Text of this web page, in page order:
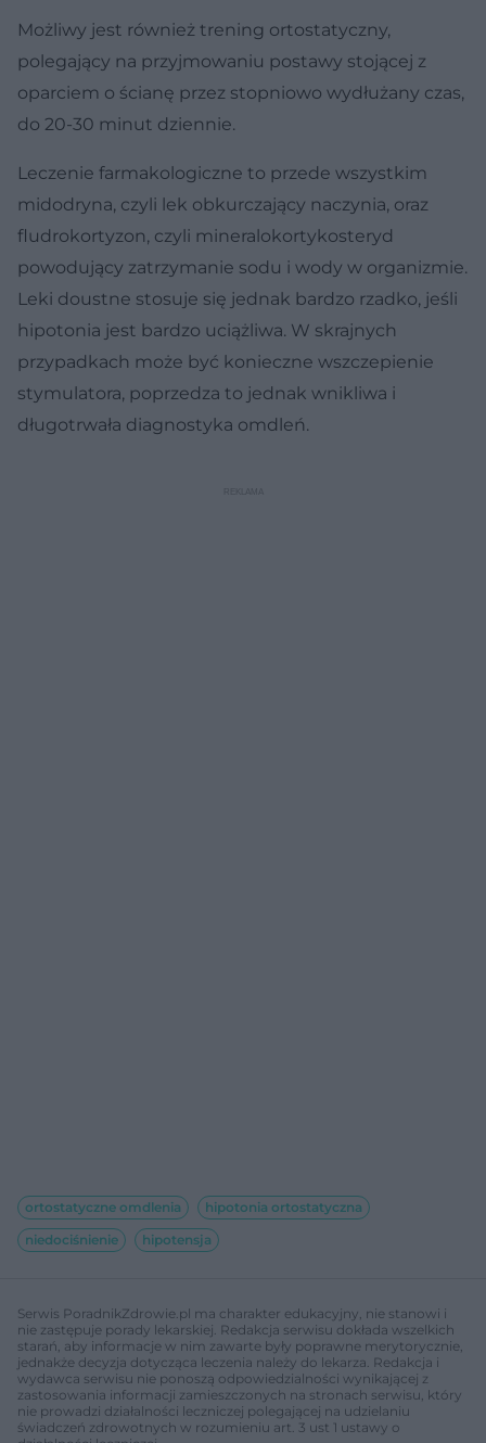
Możliwy jest również trening ortostatyczny,
polegający na przyjmowaniu postawy stojącej z
oparciem o ścianę przez stopniowo wydłużany czas,
do 20-30 minut dziennie.
Leczenie farmakologiczne to przede wszystkim
midodryna, czyli lek obkurczający naczynia, oraz
fludrokortyzon, czyli mineralokortykosteryd
powodujący zatrzymanie sodu i wody w organizmie.
Leki doustne stosuje się jednak bardzo rzadko, jeśli
hipotonia jest bardzo uciążliwa. W skrajnych
przypadkach może być konieczne wszczepienie
stymulatora, poprzedza to jednak wnikliwa i
długotrwała diagnostyka omdleń.
ortostatyczne omdlenia
hipotonia ortostatyczna
niedociśnienie
hipotensja
Serwis PoradnikZdrowie.pl ma charakter edukacyjny, nie stanowi i
nie zastępuje porady lekarskiej. Redakcja serwisu dokłada wszelkich
starań, aby informacje w nim zawarte były poprawne merytorycznie,
jednakże decyzja dotycząca leczenia należy do lekarza. Redakcja i
wydawca serwisu nie ponoszą odpowiedzialności wynikającej z
zastosowania informacji zamieszczonych na stronach serwisu, który
nie prowadzi działalności leczniczej polegającej na udzielaniu
świadczeń zdrowotnych w rozumieniu art. 3 ust 1 ustawy o